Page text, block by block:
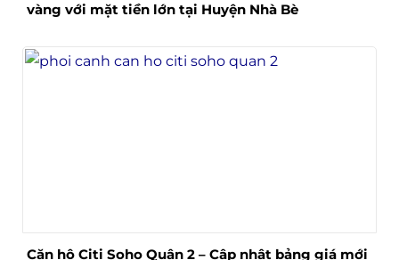
vàng với mặt tiền lớn tại Huyện Nhà Bè
Căn hộ Citi Soho Quận 2 – Cập nhật bảng giá mới